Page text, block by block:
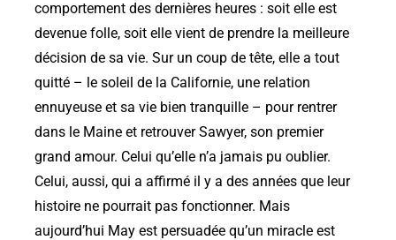
comportement des dernières heures : soit elle est
devenue folle, soit elle vient de prendre la meilleure
décision de sa vie. Sur un coup de tête, elle a tout
quitté – le soleil de la Californie, une relation
ennuyeuse et sa vie bien tranquille – pour rentrer
dans le Maine et retrouver Sawyer, son premier
grand amour. Celui qu’elle n’a jamais pu oublier.
Celui, aussi, qui a affirmé il y a des années que leur
histoire ne pourrait pas fonctionner. Mais
aujourd’hui May est persuadée qu’un miracle est